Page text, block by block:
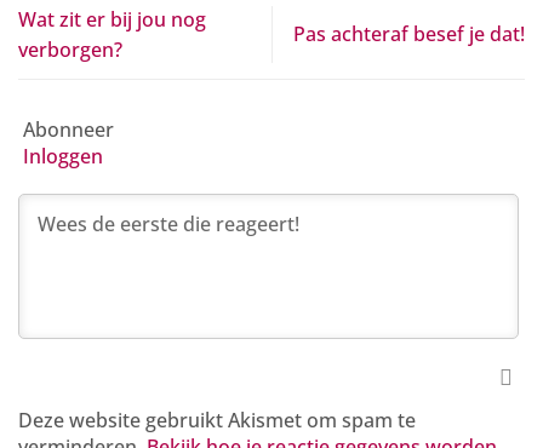
Wat zit er bij jou nog
verborgen?
Pas achteraf besef je dat!
Abonneer
Inloggen
Deze website gebruikt Akismet om spam te